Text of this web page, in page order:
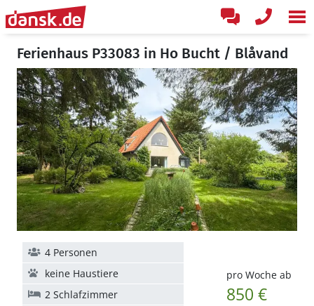
Ferienhaus P33083 in Ho Bucht / Blåvand
pro Woche ab
850 €
4 Personen
keine Haustiere
2 Schlafzimmer